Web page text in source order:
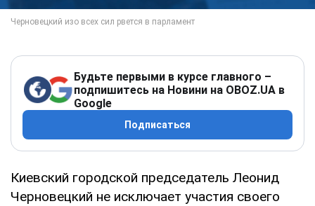
Будьте первыми в курсе главного –
подпишитесь на Новини на OBOZ.UA в
Google
Подписаться
Киевский городской председатель Леонид
Черновецкий не исключает участия своего